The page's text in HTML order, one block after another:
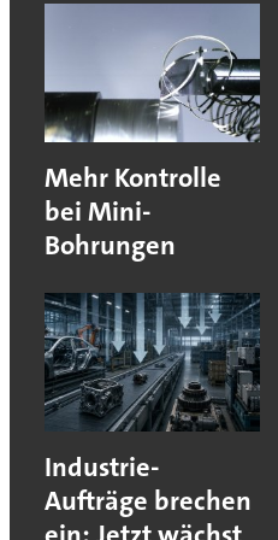
Mehr Kontrolle
bei Mini-
Bohrungen
Industrie-
Aufträge brechen